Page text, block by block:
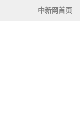
中新网首页